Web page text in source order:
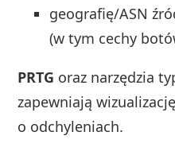
geografię/ASN
(w tym cechy
PRTG oraz narzędzia
zapewniają
o odchyleniach.